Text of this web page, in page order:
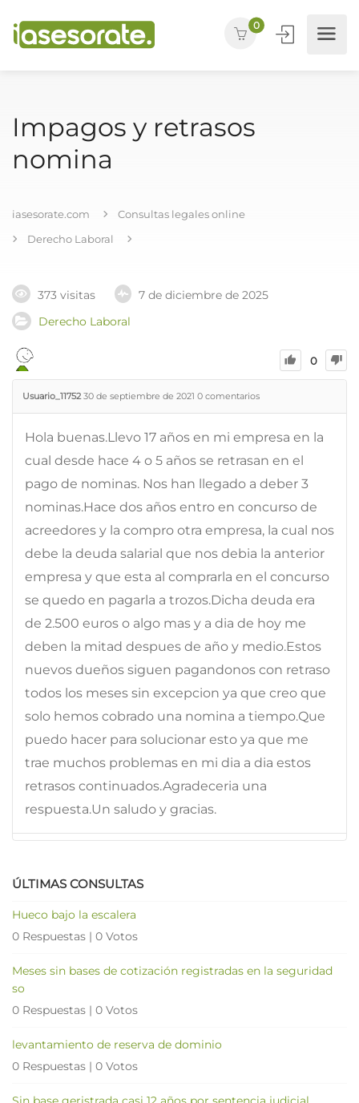
0
Impagos y retrasos
nomina
iasesorate.com
Consultas legales online
Derecho Laboral
373 visitas
7 de diciembre de 2025
Derecho Laboral
0
Usuario_11752 30 de septiembre de 2021 0 comentarios
Hola buenas.Llevo 17 años en mi empresa en la
cual desde hace 4 o 5 años se retrasan en el
pago de nominas. Nos han llegado a deber 3
nominas.Hace dos años entro en concurso de
acreedores y la compro otra empresa, la cual nos
debe la deuda salarial que nos debia la anterior
empresa y que esta al comprarla en el concurso
se quedo en pagarla a trozos.Dicha deuda era
de 2.500 euros o algo mas y a dia de hoy me
deben la mitad despues de año y medio.Estos
nuevos dueños siguen pagandonos con retraso
todos los meses sin excepcion ya que creo que
solo hemos cobrado una nomina a tiempo.Que
puedo hacer para solucionar esto ya que me
trae muchos problemas en mi dia a dia estos
retrasos continuados.Agradeceria una
respuesta.Un saludo y gracias.
ÚLTIMAS CONSULTAS
Hueco bajo la escalera
0 Respuestas | 0 Votos
Meses sin bases de cotización registradas en la seguridad
so
0 Respuestas | 0 Votos
levantamiento de reserva de dominio
0 Respuestas | 0 Votos